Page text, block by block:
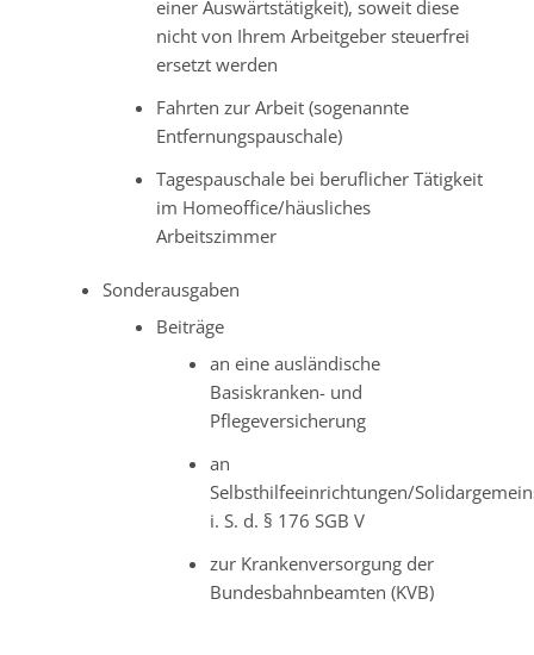
einer Auswärtstätigkeit), soweit diese
nicht von Ihrem Arbeitgeber steuerfrei
ersetzt werden
Fahrten zur Arbeit (sogenannte
Entfernungspauschale)
Tagespauschale bei beruflicher Tätigkeit
im Homeoffice/häusliches
Arbeitszimmer
Sonderausgaben
Beiträge
an eine ausländische
Basiskranken- und
Pflegeversicherung
an
Selbsthilfeeinrichtungen/
i. S. d. § 176 SGB V
zur Krankenversorgung der
Bundesbahnbeamten (KVB)